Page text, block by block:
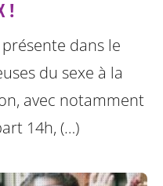
!
dans le
du sexe à la
avec notamment
14h, (…)